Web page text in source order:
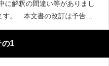
解釈の間違い等がありまし
す。 本文書の改訂は予告な
調査チェックリストの考察1.
の1